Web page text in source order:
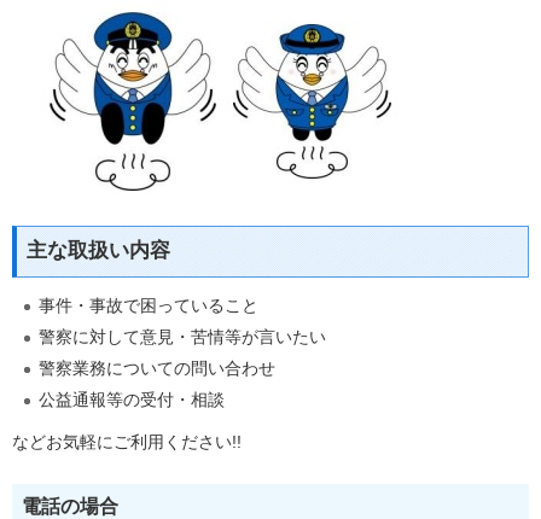
主な取扱い内容
事件・事故で困っていること
警察に対して意見・苦情等が言いたい
警察業務についての問い合わせ
公益通報等の受付・相談
などお気軽にご利用ください!!
電話の場合